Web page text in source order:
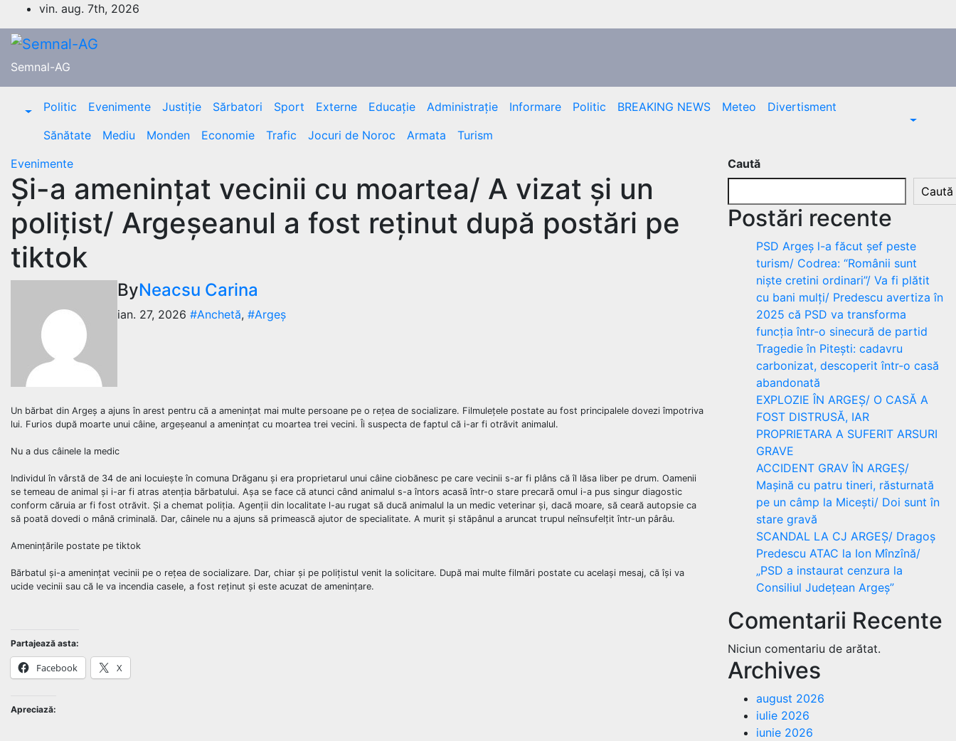
to
content
vin. aug. 7th, 2026
Semnal-AG
Politic Evenimente Justiție Sărbatori Sport Externe Educație Administrație Informare Politic BREAKING NEWS Meteo
Divertisment
Sănătate
Mediu Monden Economie Trafic Jocuri de Noroc Armata
Turism
Evenimente
Și-a amenințat vecinii cu moartea/ A vizat și un
polițist/ Argeșeanul a fost reținut după postări pe
tiktok
ByNeacsu Carina
ian. 27, 2026 #Anchetă, #Argeș
Un bărbat din Argeș a ajuns în arest pentru că a amenințat mai multe persoane pe o rețea de socializare. Filmulețele postate au fost principalele dovezi împotriva
lui. Furios după moarte unui câine, argeșeanul a amenințat cu moartea trei vecini. Îi suspecta de faptul că i-ar fi otrăvit animalul.
Nu a dus câinele la medic
Individul în vârstă de 34 de ani locuiește în comuna Drăganu și era proprietarul unui câine ciobănesc pe care vecinii s-ar fi plâns că îl lăsa liber pe drum. Oamenii
se temeau de animal și i-ar fi atras atenția bărbatului. Așa se face că atunci când animalul s-a întors acasă într-o stare precară omul i-a pus singur diagostic
conform căruia ar fi fost otrăvit. Și a chemat poliția. Agenții din localitate l-au rugat să ducă animalul la un medic veterinar și, dacă moare, să ceară autopsie ca
să poată dovedi o mână criminală. Dar, câinele nu a ajuns să primească ajutor de specialitate. A murit și stăpânul a aruncat trupul neînsufelțit într-un pârâu.
Amenințările postate pe tiktok
Bărbatul și-a amenințat vecinii pe o rețea de socializare. Dar, chiar și pe polițistul venit la solicitare. După mai multe filmări postate cu același mesaj, că își va
ucide vecinii sau că le va incendia casele, a fost reținut și este acuzat de amenințare.
Partajează asta:
Facebook X
Apreciază:
Caută
Caută
Postări recente
PSD Argeș l-a făcut șef peste
turism/ Codrea: “Românii sunt
niște cretini ordinari”/ Va fi plătit
cu bani mulți/ Predescu avertiza în
2025 că PSD va transforma
funcția într-o sinecură de partid
Tragedie în Pitești: cadavru
carbonizat, descoperit într-o casă
abandonată
EXPLOZIE ÎN ARGEȘ/ O CASĂ A
FOST DISTRUSĂ, IAR
PROPRIETARA A SUFERIT ARSURI
GRAVE
ACCIDENT GRAV ÎN ARGEȘ/
Mașină cu patru tineri, răsturnată
pe un câmp la Micești/ Doi sunt în
stare gravă
SCANDAL LA CJ ARGEȘ/ Dragoș
Predescu ATAC la Ion Mînzînă/
„PSD a instaurat cenzura la
Consiliul Județean Argeș”
Comentarii Recente
Niciun comentariu de arătat.
Archives
august 2026
iulie 2026
iunie 2026